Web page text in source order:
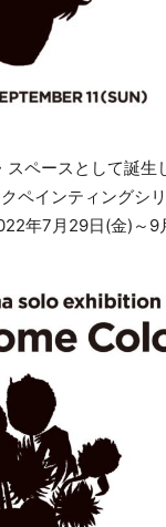
ペースとして誕生
ペインティングシ
年7月29日(金)～9